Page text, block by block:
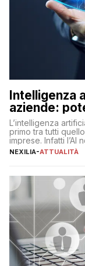
Intelligenza
aziende:
L’intelligenza
primo tra tutti
imprese. Infatti l’AI
realtà operativa
operazioni, bensì
NEXILIA-ATTUALITÀ